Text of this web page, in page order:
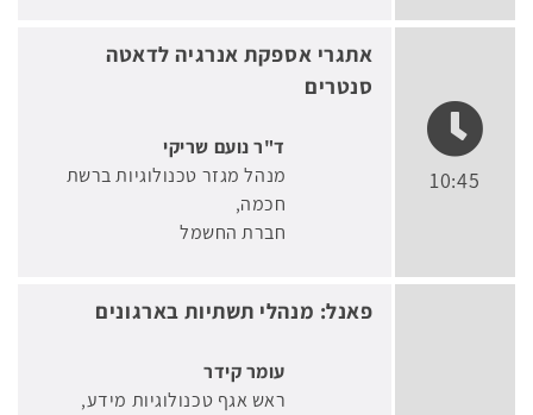
10:45
אתגרי אספקת אנרגיה לדאטה
סנטרים
ד"ר נועם שריקי
מנהל מגזר טכנולוגיות ברשת
חכמה
חברת החשמל
פאנל: מנהלי תשתיות בארגונים
עומר קידר
ראש אגף טכנולוגיות מידע,